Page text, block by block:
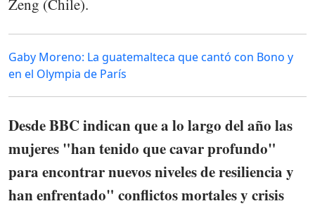
Gaby Moreno: La guatemalteca que cantó con Bono y
en el Olympia de París
Desde BBC indican que a lo largo del año las
mujeres "han tenido que cavar profundo"
para encontrar nuevos niveles de resiliencia y
han enfrentado" conflictos mortales y crisis